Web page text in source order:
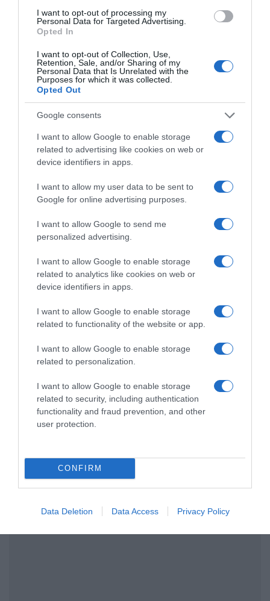
I want to opt-out of processing my
Personal Data for Targeted Advertising.
Opted In
I want to opt-out of Collection, Use,
Retention, Sale, and/or Sharing of my
Personal Data that Is Unrelated with the
Purposes for which it was collected.
Opted Out
Google consents
I want to allow Google to enable storage
related to advertising like cookies on web or
device identifiers in apps.
I want to allow my user data to be sent to
Google for online advertising purposes.
I want to allow Google to send me
personalized advertising.
I want to allow Google to enable storage
related to analytics like cookies on web or
device identifiers in apps.
I want to allow Google to enable storage
related to functionality of the website or app.
I want to allow Google to enable storage
related to personalization.
I want to allow Google to enable storage
related to security, including authentication
functionality and fraud prevention, and other
user protection.
CONFIRM
Data Deletion Data Access Privacy Policy
έσφαξε την 44χρονη ο 53χρονος –
Χρησιμοποίησε 4 διαφορετικά μαχαίρια
ΔΙΑΦΗΜΙΣΗ
Θεσσαλονίκη: Στα «δίχτυα» της ΕΛΑΣ
Ερυθρά Αγγελία Διεθνών Αναζητήσεων
πηγή στην Google
Ακολούθησε το debater.gr στο
Share Tweet